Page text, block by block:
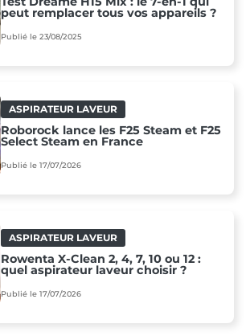
peut remplacer tous vos appareils ?
Publié le 23/08/2025
ASPIRATEUR LAVEUR
Roborock lance les F25 Steam et F25
Select Steam en France
Publié le 17/07/2026
ASPIRATEUR LAVEUR
Rowenta X-Clean 2, 4, 7, 10 ou 12 :
quel aspirateur laveur choisir ?
Publié le 17/07/2026